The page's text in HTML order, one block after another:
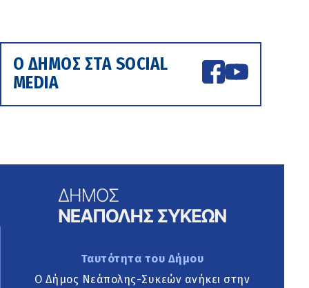
Ο ΔΗΜΟΣ ΣΤΑ SOCIAL
MEDIA
Ταυτότητα του Δήμου
Ο Δήμος Νεάπολης-Συκεών ανήκει στην